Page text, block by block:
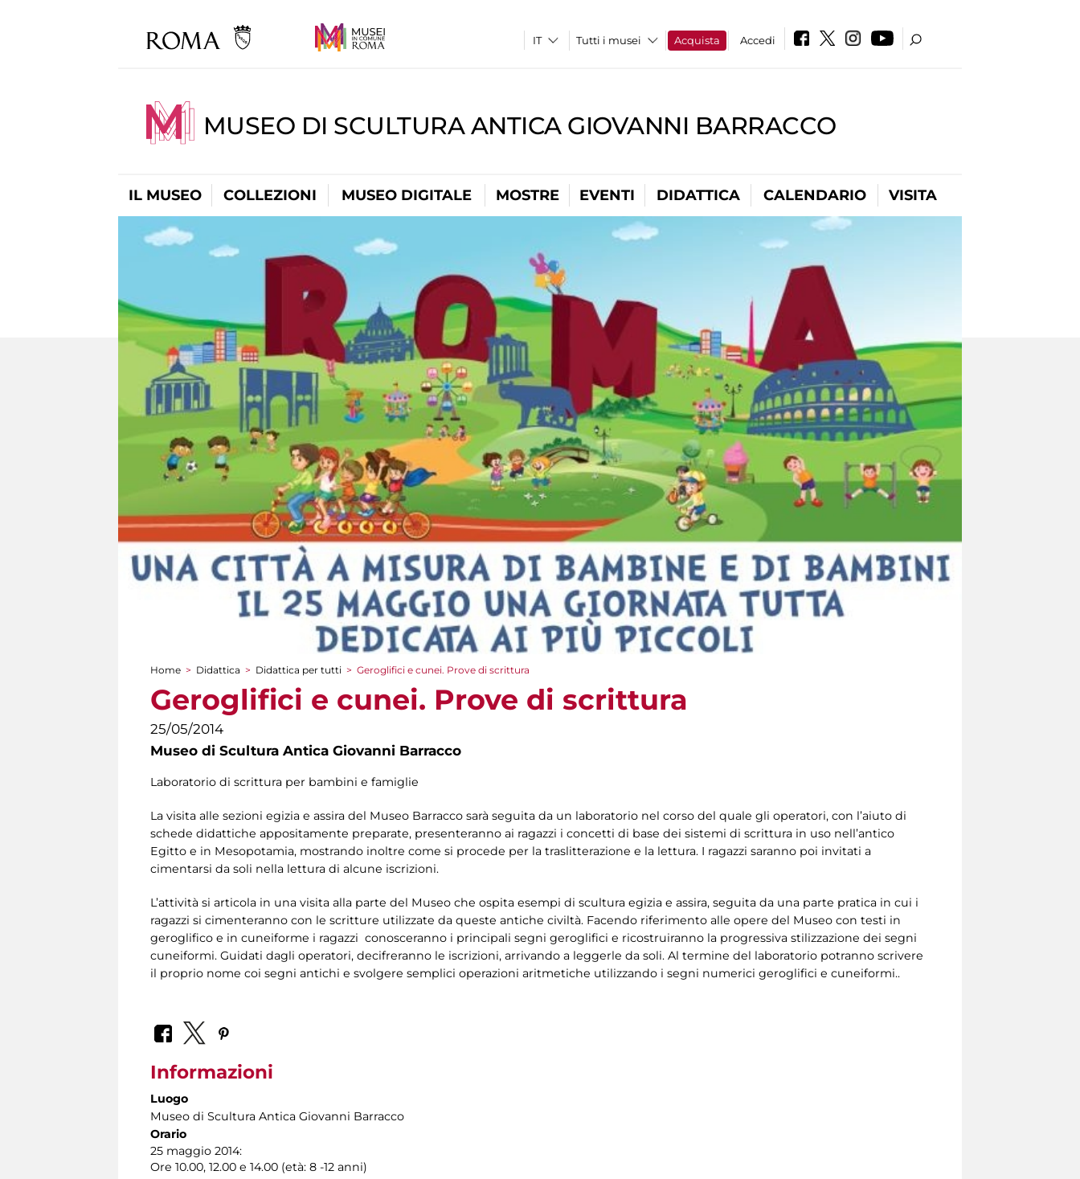
Tutti i musei Acquista Accedi
MUSEO DI SCULTURA ANTICA GIOVANNI BARRACCO
IL MUSEO COLLEZIONI MUSEO DIGITALE MOSTRE EVENTI DIDATTICA CALENDARIO VISITA
Tu sei qui
Home > Didattica > Didattica per tutti > Geroglifici e cunei. Prove di scrittura
Geroglifici e cunei. Prove di scrittura
25/05/2014
Museo di Scultura Antica Giovanni Barracco
Laboratorio di scrittura per bambini e famiglie
La visita alle sezioni egizia e assira del Museo Barracco sarà seguita da un laboratorio nel corso del quale gli operatori, con l’aiuto di
schede didattiche appositamente preparate, presenteranno ai ragazzi i concetti di base dei sistemi di scrittura in uso nell’antico
Egitto e in Mesopotamia, mostrando inoltre come si procede per la traslitterazione e la lettura. I ragazzi saranno poi invitati a
cimentarsi da soli nella lettura di alcune iscrizioni.
L’attività si articola in una visita alla parte del Museo che ospita esempi di scultura egizia e assira, seguita da una parte pratica in cui i
ragazzi si cimenteranno con le scritture utilizzate da queste antiche civiltà. Facendo riferimento alle opere del Museo con testi in
geroglifico e in cuneiforme i ragazzi conosceranno i principali segni geroglifici e ricostruiranno la progressiva stilizzazione dei segni
cuneiformi. Guidati dagli operatori, decifreranno le iscrizioni, arrivando a leggerle da soli. Al termine del laboratorio potranno scrivere
il proprio nome coi segni antichi e svolgere semplici operazioni aritmetiche utilizzando i segni numerici geroglifici e cuneiformi..
Informazioni
Luogo
Museo di Scultura Antica Giovanni Barracco
Orario
25 maggio 2014:
Ore 10.00, 12.00 e 14.00 (età: 8 -12 anni)